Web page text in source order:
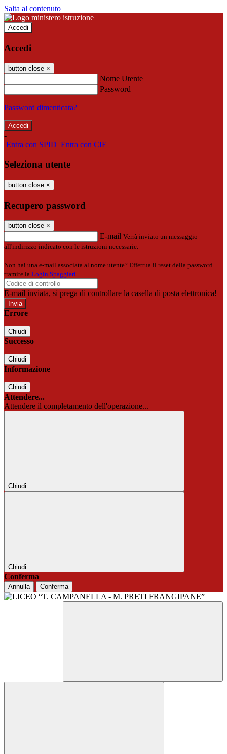
Salta al contenuto
Accedi
Accedi
button close ×
Nome Utente
Password
Password dimenticata?
-
Entra con SPID Entra con CIE
Seleziona utente
button close ×
Recupero password
button close ×
E-mail Verrà inviato un messaggio
all'indirizzo indicato con le istruzioni necessarie.
Non hai una e-mail associata al nome utente? Effettua il reset della password
tramite la Login Spaggiari
E-mail inviata, si prega di controllare la casella di posta elettronica!
Errore
Chiudi
Successo
Chiudi
Informazione
Chiudi
Attendere...
Attendere il completamento dell'operazione...
Chiudi
Chiudi
Conferma
Annulla Conferma